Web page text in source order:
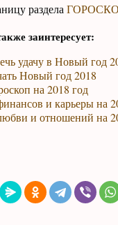
раздела
заинтересует:
удачу в Новый год
Новый год 2018
на 2018 год
и карьеры на
и отношений на